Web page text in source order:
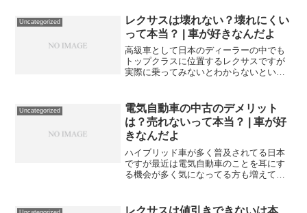
Uncategorized
レクサスは壊れない？壊れにくい
って本当？ | 車が好きなんだよ
高級車として日本のディーラーの中でも
トップクラスに位置するレクサスですが
実際に乗ってみないとわからないという
いては本当なの？という声も周囲やネッ
ト上でもよく見かけます。今...
Uncategorized
電気自動車の中古のデメリット
は？売れないって本当？ | 車が好
きなんだよ
ハイブリッド車が多く普及されてる日本
ですが最近は電気自動車のことを耳にす
る機会が多く気になってる方も増えてき
となかなか素直に購入しようとは思えな
レクサスは値引きできないは本